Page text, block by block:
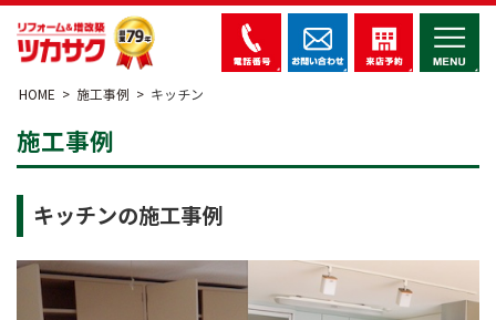
HOME 施工事例 キッチン
施工事例
キッチンの施工事例